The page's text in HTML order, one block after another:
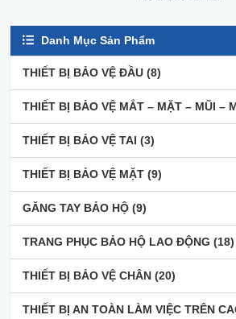
Danh Mục Sản Phẩm
THIẾT BỊ BẢO VỆ ĐẦU (8)
THIẾT BỊ BẢO VỆ MẮT – MẶT – MŨI –
THIẾT BỊ BẢO VỆ TAI (3)
THIẾT BỊ BẢO VỆ MẶT (9)
GĂNG TAY BẢO HỘ (9)
TRANG PHỤC BẢO HỘ LAO ĐỘNG (18)
THIẾT BỊ BẢO VỆ CHÂN (20)
THIẾT BỊ AN TOÀN LÀM VIỆC TRÊN